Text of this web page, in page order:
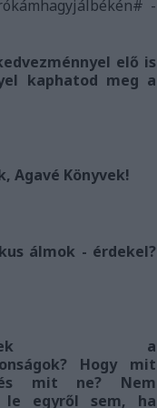
-
elő is
kaphatod meg a
Agavé Könyvek!
álmok - érdekel?
a
Hogy mit
mit ne? Nem
le egyről sem, ha